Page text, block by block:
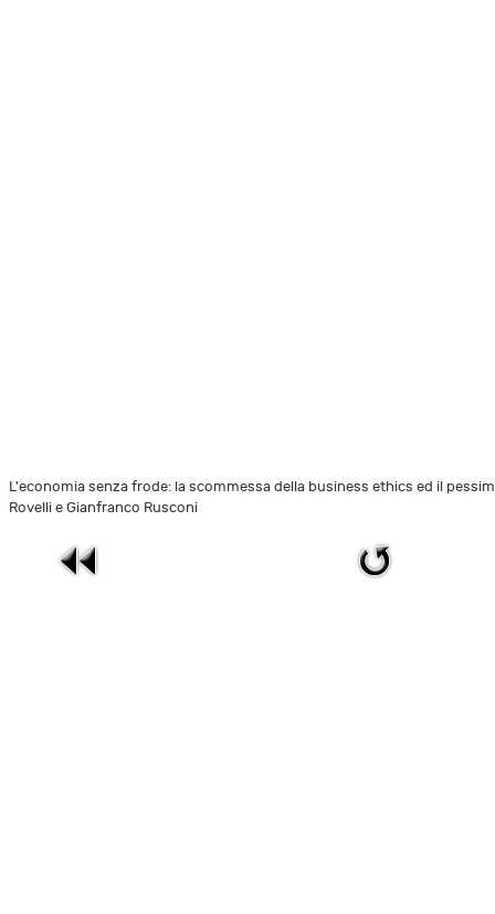
L'economia senza frode: la scommessa della business ethics ed il
Rovelli e Gianfranco Rusconi